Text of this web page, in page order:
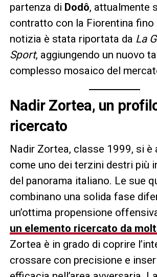
partenza di Dodô, attualmente
contratto con la Fiorentina fino
notizia è stata riportata da La
Sport, aggiungendo un nuovo
complesso mosaico del
Nadir Zortea, un
ricercato
Nadir Zortea, classe 1999, si
come uno dei terzini destri più
del panorama italiano. Le sue
combinano una solida fase
un’ottima propensione
un elemento ricercato da
Zortea è in grado di coprire
crossare con precisione e